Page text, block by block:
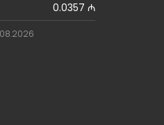
0.0357 ₼